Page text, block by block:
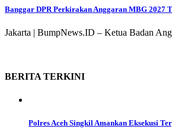
Banggar DPR Perkirakan Anggaran MBG 2027
Jakarta | BumpNews.ID – Ketua Badan
BERITA TERKINI
Polres Aceh Singkil Amankan Eksekusi